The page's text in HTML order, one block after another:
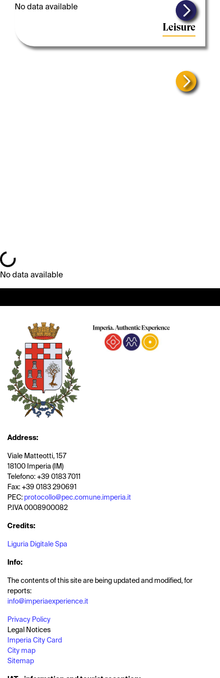
No data available
Leisure
Loading...
No data available
Address:
Viale Matteotti, 157
18100 Imperia (IM)
Telefono: +39 0183 7011
Fax: +39 0183 290691
PEC: protocollo@pec.comune.imperia.it
P.IVA 0008900082
Credits:
Liguria Digitale Spa
Info:
The contents of this site are being updated and modified, for
reports:
info@imperiaexperience.it
Privacy Policy
Legal Notices
Imperia City Card
City map
Sitemap